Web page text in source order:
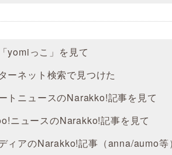
yomiっこ」を見て
ーネット検索で見つけた
トニュースのNarakko!記事を見て
ニュースのNarakko!記事を見て
ィアのNarakko!記事（anna/aumo等）